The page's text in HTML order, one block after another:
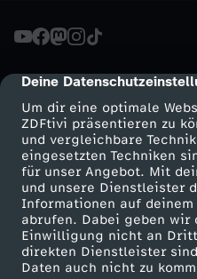
cmp-dialog-description
Deine
Um dir eine optimale
ZDFtivi präsentieren zu
und vergleichbare
eingesetzten Techniken
für unser Angebot. Mit
und unsere Dienstleister
Informationen auf
abrufen. Dabei geben wir
Einwilligung nicht an
direkten Dienstleister
Daten auch nicht zu
ä
c
h
-
I
r
Mehr ZDF
ZDF-Apps
Smart TV
ZDFtext